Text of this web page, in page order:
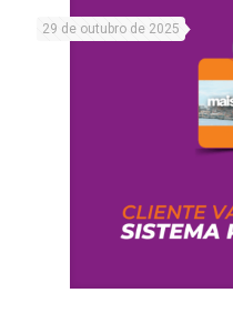
29 de outubro de 2025